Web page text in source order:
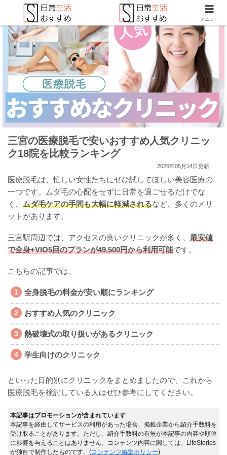
三宮の医療脱毛で安いおすすめ人気クリニッ
ク18院を比較ランキング
2026年05月14日更新
医療脱毛は、忙しい女性たちにぜひ試してほしい美容医療の
一つです。ムダ毛の心配をせずに日常を過ごせるだけでな
く、 ムダ毛ケアの手間も大幅に軽減されるなど、多くのメリ
ットがあります。
三宮駅周辺では、アクセスの良いクリニックが多く、 最安値
で全身+VIO5回のプランが49,500円から利用可能です。
こちらの記事では、
全身脱毛の料金が安い順にランキング
おすすめ人気のクリニック
熱破壊式の取り扱いがあるクリニック
学生向けのクリニック
といった目的別にクリニックをまとめましたので、これから
医療脱毛を検討している人はぜひ参考にしてください。
本記事はプロモーションが含まれています
本記事を経由してサービスの利用があった場合、掲載企業から紹介手数料を
受け取ることがあります。ただし、紹介手数料の有無が本記事の内容や順位
に影響を与えることはありません。コンテンツ内容に関しては、LifeStories
が独自で制作したものです。(コンテンツ編集ポリシー)
メニュー